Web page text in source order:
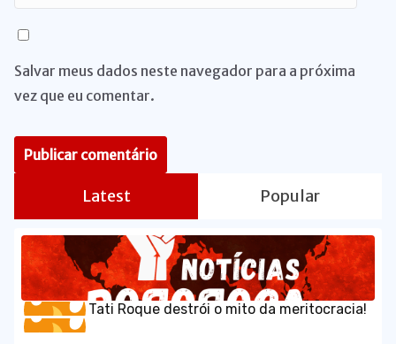
Salvar meus dados neste navegador para a próxima
vez que eu comentar.
Latest Popular
Tati Roque destrói o mito da meritocracia!